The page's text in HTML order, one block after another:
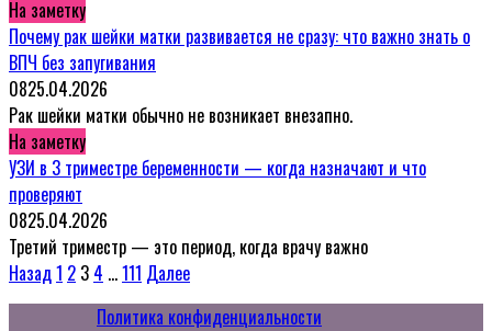
На заметку
Почему рак шейки матки развивается не сразу: что важно знать о
ВПЧ без запугивания
0825.04.2026
Рак шейки матки обычно не возникает внезапно.
На заметку
УЗИ в 3 триместре беременности — когда назначают и что
проверяют
0825.04.2026
Третий триместр — это период, когда врачу важно
Пагинация
записей
Назад1 2 3 4 …111 Далее
Политика конфиденциальности